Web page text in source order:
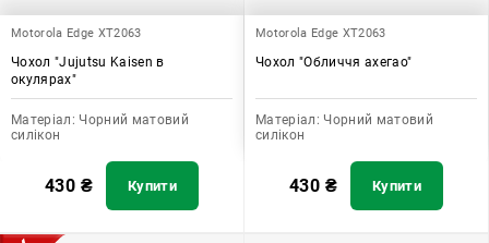
Motorola Edge XT2063
Чохол "Jujutsu Kaisen в
окулярах"
Матеріал: Чорний матовий
силікон
430 ₴ Купити
Motorola Edge XT2063
Чохол "Обличчя ахегао"
Матеріал: Чорний матовий
силікон
430 ₴ Купити